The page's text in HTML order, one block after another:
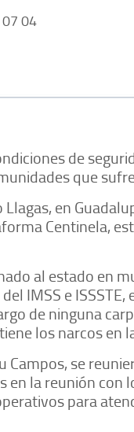
07 04
de
que
en
Centinela,
al estado en
IMSS e
de ninguna
los narcos en
se
en la reunión con
para